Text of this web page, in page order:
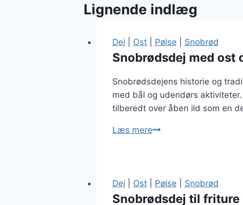
Lignende indlæg
Dej Ost| Pølse Snobrød
Snobrødsdej med ost
Snobrødsdejens historie og
med bål og udendørs
tilberedt over åben ild som en
Læs mereSnobrødsdej
timian
Dej Ost| Pølse Snobrød
Snobrødsdej til friture